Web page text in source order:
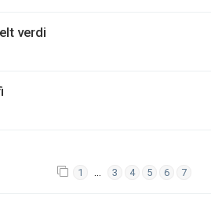
verdi
1 … 3 4 5 6 7